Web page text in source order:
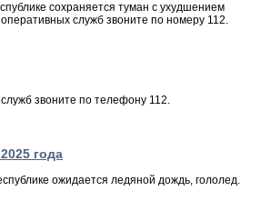
сохраняется туман с ухудшением
служб звоните по номеру 112.
звоните по телефону 112.
года
ожидается ледяной дождь, гололед.